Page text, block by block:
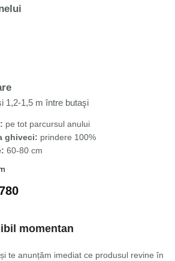
1,2-1,5 m între butaşi
pe tot parcursul anului
ghiveci: prindere 100%
60-80 cm
momentan
te anunțăm imediat ce produsul revine în